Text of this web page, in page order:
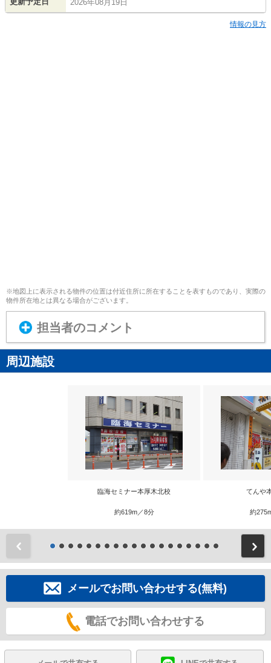
2026年08月19日
情報の見方
※地図上に表示される物件の位置は付近住所に所在することを表すものであり、実際の
物件所在地とは異なる場合がございます。
担当者のコメント
周辺施設
臨海セミナー本厚木北校
約619m／8分
てんや
約
メールでお問い合わせする(無料)
電話でお問い合わせする